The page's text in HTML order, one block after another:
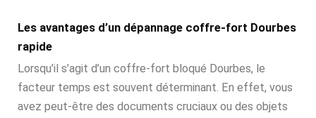
Les avantages d’un dépannage coffre-fort Dourbes
rapide
Lorsqu’il s’agit d’un coffre-fort bloqué Dourbes, le
facteur temps est souvent déterminant. En effet, vous
avez peut-être des documents cruciaux ou des objets